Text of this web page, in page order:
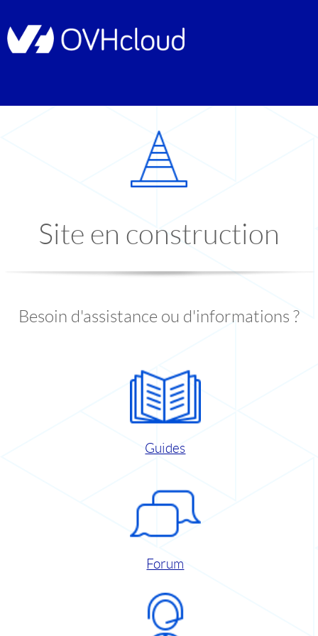
Site en construction
Besoin d'assistance ou d'informations ?
Guides
Forum